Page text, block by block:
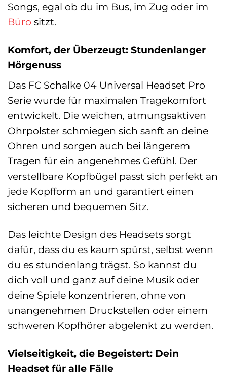
Songs, egal ob du im Bus, im Zug oder im
Büro sitzt.
Komfort, der Überzeugt: Stundenlanger
Hörgenuss
Das FC Schalke 04 Universal Headset Pro
Serie wurde für maximalen Tragekomfort
entwickelt. Die weichen, atmungsaktiven
Ohrpolster schmiegen sich sanft an deine
Ohren und sorgen auch bei längerem
Tragen für ein angenehmes Gefühl. Der
verstellbare Kopfbügel passt sich perfekt an
jede Kopfform an und garantiert einen
sicheren und bequemen Sitz.
Das leichte Design des Headsets sorgt
dafür, dass du es kaum spürst, selbst wenn
du es stundenlang trägst. So kannst du
dich voll und ganz auf deine Musik oder
deine Spiele konzentrieren, ohne von
unangenehmen Druckstellen oder einem
schweren Kopfhörer abgelenkt zu werden.
Vielseitigkeit, die Begeistert: Dein
Headset für alle Fälle